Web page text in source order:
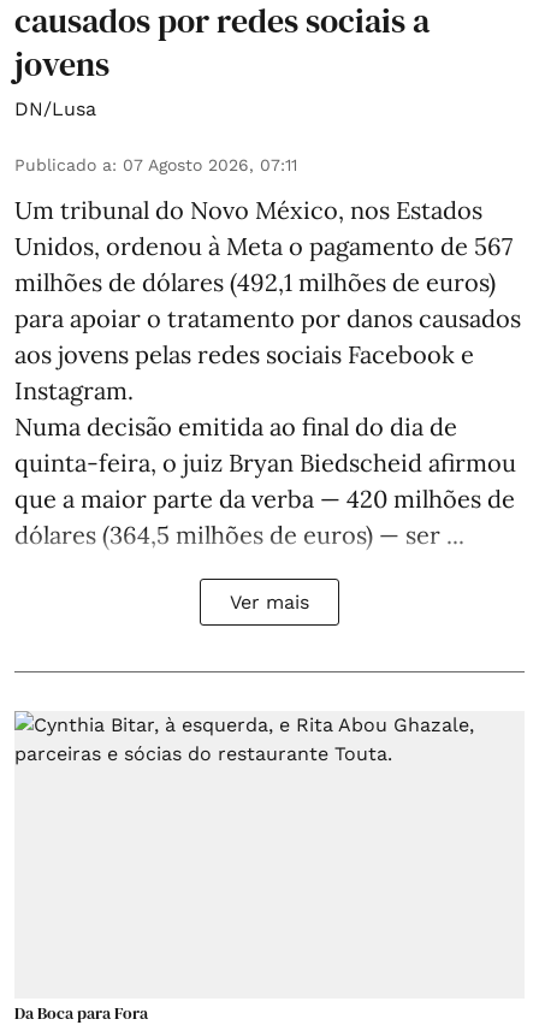
causados por redes sociais a
jovens
DN/Lusa
Publicado a: 07 Agosto 2026, 07:11
Um tribunal do Novo México, nos Estados
Unidos, ordenou à Meta o pagamento de 567
milhões de dólares (492,1 milhões de euros)
para apoiar o tratamento por danos causados
aos jovens pelas redes sociais Facebook e
Instagram.
Numa decisão emitida ao final do dia de
quinta-feira, o juiz Bryan Biedscheid afirmou
que a maior parte da verba — 420 milhões de
dólares (364,5 milhões de euros) — ser ...
Ver mais
Da Boca para Fora